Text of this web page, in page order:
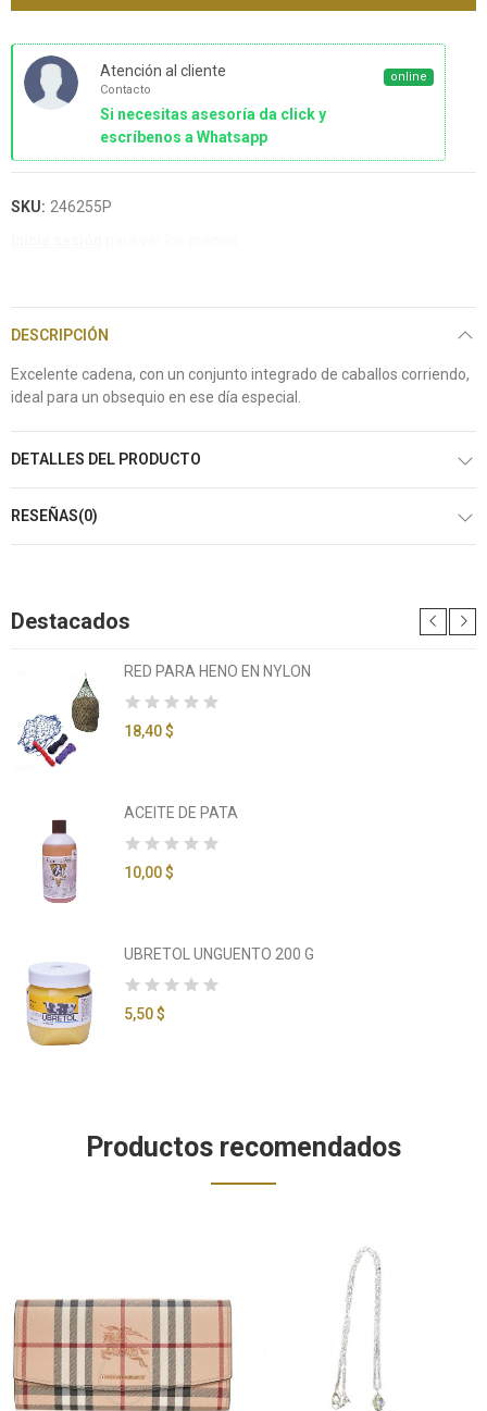
Atención al cliente
Contacto
Si necesitas asesoría da click y
escríbenos a Whatsapp
online
SKU: 246255P
DESCRIPCIÓN
Excelente cadena, con un conjunto integrado de caballos corriendo,
ideal para un obsequio en ese día especial.
DETALLES DEL PRODUCTO
RESEÑAS(0)
Destacados
RED PARA HENO EN NYLON
18,40 $
ACEITE DE PATA
10,00 $
UBRETOL UNGUENTO 200 G
5,50 $
Productos recomendados